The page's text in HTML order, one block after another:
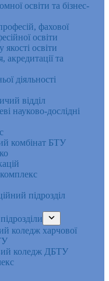
освіти та бізнес-
фахової
освіти
освіти
акредитації та
діяльності
відділ
науково-дослідні
комбінат БТУ
підрозділ
коледж харчової
коледж ДБТУ